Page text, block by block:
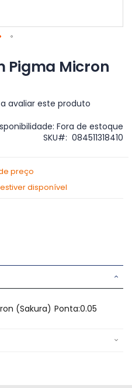
Pigma Micron
avaliar este produto
Fora de estoque
SKU
084511318410
preço
disponível
(Sakura) Ponta:0.05